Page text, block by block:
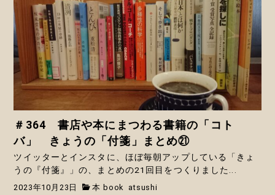
＃364 書店や本にまつわる書籍の「コト
バ」 きょうの「付箋」まとめ㉑
ツイッターとインスタに、ほぼ毎朝アップしている「きょ
うの『付箋』」の、まとめの21回目をつくりました...
2023年10月23日 本 book atsushi